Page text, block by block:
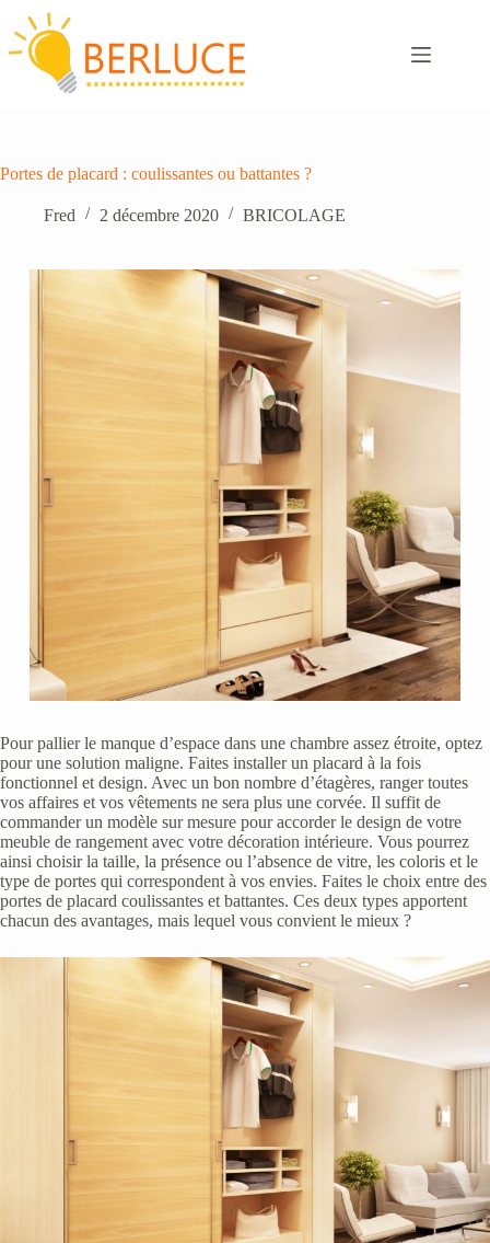
au
contenu
Portes de placard : coulissantes ou battantes ?
Fred 2 décembre 2020 BRICOLAGE
Pour pallier le manque d’espace dans une chambre assez étroite, optez
pour une solution maligne. Faites installer un placard à la fois
fonctionnel et design. Avec un bon nombre d’étagères, ranger toutes
vos affaires et vos vêtements ne sera plus une corvée. Il suffit de
commander un modèle sur mesure pour accorder le design de votre
meuble de rangement avec votre décoration intérieure. Vous pourrez
ainsi choisir la taille, la présence ou l’absence de vitre, les coloris et le
type de portes qui correspondent à vos envies. Faites le choix entre des
portes de placard coulissantes et battantes. Ces deux types apportent
chacun des avantages, mais lequel vous convient le mieux ?